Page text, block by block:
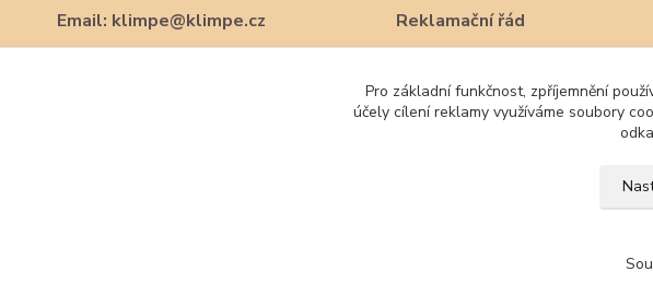
Email: klimpe@klimpe.cz
Reklamační řád
Pro základní funkčnost, zpříjemnění
účely cílení reklamy využíváme soubory